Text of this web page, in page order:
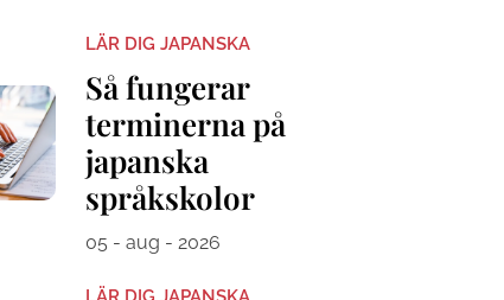
LÄR DIG JAPANSKA
Så fungerar
terminerna på
japanska
språkskolor
05 - aug - 2026